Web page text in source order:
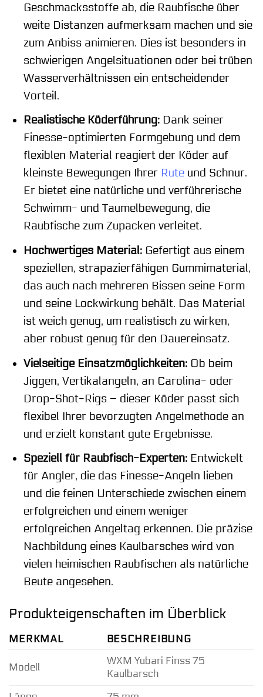
Geschmacksstoffe ab, die Raubfische über
weite Distanzen aufmerksam machen und sie
zum Anbiss animieren. Dies ist besonders in
schwierigen Angelsituationen oder bei trüben
Wasserverhältnissen ein entscheidender
Vorteil.
Realistische Köderführung:Dank seiner
Finesse-optimierten Formgebung und dem
flexiblen Material reagiert der Köder auf
kleinste Bewegungen Ihrer Ruteund Schnur.
Er bietet eine natürliche und verführerische
Schwimm- und Taumelbewegung, die
Raubfische zum Zupacken verleitet.
Hochwertiges Material:Gefertigt aus einem
speziellen, strapazierfähigen Gummimaterial,
das auch nach mehreren Bissen seine Form
und seine Lockwirkung behält. Das Material
ist weich genug, um realistisch zu wirken,
aber robust genug für den Dauereinsatz.
Vielseitige Einsatzmöglichkeiten:Ob beim
Jiggen, Vertikalangeln, an Carolina- oder
Drop-Shot-Rigs – dieser Köder passt sich
flexibel Ihrer bevorzugten Angelmethode an
und erzielt konstant gute Ergebnisse.
Speziell für Raubfisch-Experten:Entwickelt
für Angler, die das Finesse-Angeln lieben
und die feinen Unterschiede zwischen einem
erfolgreichen und einem weniger
erfolgreichen Angeltag erkennen. Die präzise
Nachbildung eines Kaulbarsches wird von
vielen heimischen Raubfischen als natürliche
Beute angesehen.
Produkteigenschaften im Überblick
MERKMAL BESCHREIBUNG
Modell
WXM Yubari Finss 75
Kaulbarsch